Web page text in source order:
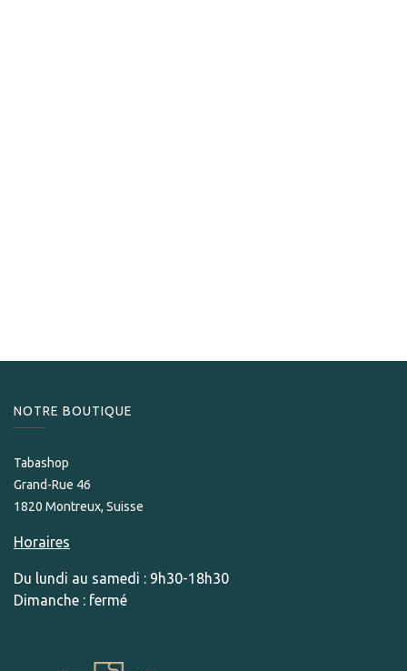
NOTRE BOUTIQUE
Tabashop
Grand-Rue 46
1820 Montreux, Suisse
Horaires
Du lundi au samedi : 9h30-18h30
Dimanche : fermé